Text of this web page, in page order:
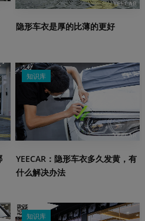
隐形车衣是厚的比薄的更好
知识库
YEECAR：隐形车衣多久发黄，有
什么解决办法
知识库